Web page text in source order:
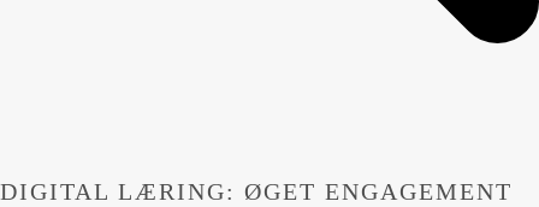
DIGITAL LÆRING: ØGET ENGAGEMENT